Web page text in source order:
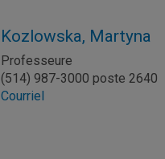
Kozlowska, Martyna
Professeure
(514) 987-3000 poste 2640
Courriel